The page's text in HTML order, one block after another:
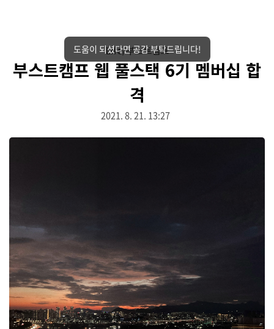
Life/부스트캠프
부스트캠프 웹 풀스택 6기 멤버십 합
격
2021. 8. 21. 13:27
도움이 되셨다면 공감 부탁드립니다!